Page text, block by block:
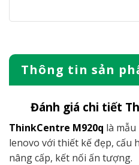
Thông tin sản
Đánh giá chi tiết
ThinkCentre M920q là
lenovo với thiết kế đẹp, cấu
nâng cấp, kết nối ấn tượng.